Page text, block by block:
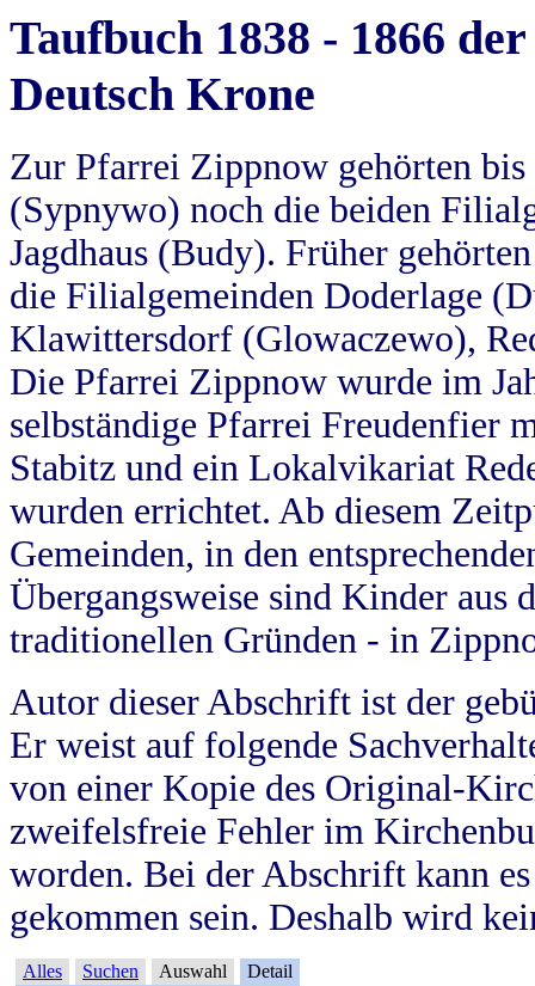
Taufbuch 1838 - 1866
Deutsch Krone
Zur Pfarrei Zippnow gehörten
(Sypnywo) noch die beiden
Jagdhaus (Budy). Früher
die Filialgemeinden Doderlage
Klawittersdorf (Glowaczewo),
Die Pfarrei Zippnow wurde im
selbständige Pfarrei Freudenfier
Stabitz und ein Lokalvikariat
wurden errichtet. Ab diesem
Gemeinden, in den
Übergangsweise sind Kinder aus
traditionellen Gründen - in
Autor dieser Abschrift ist der
Er weist auf folgende
von einer Kopie des Original-
zweifelsfreie Fehler im
worden. Bei der Abschrift kann
gekommen sein. Deshalb wird
Alles Suchen Auswahl Detail